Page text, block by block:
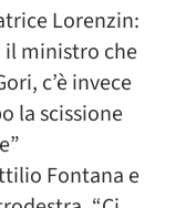
Lorenzin:
il ministro che
c’è invece
la scissione
Fontana e